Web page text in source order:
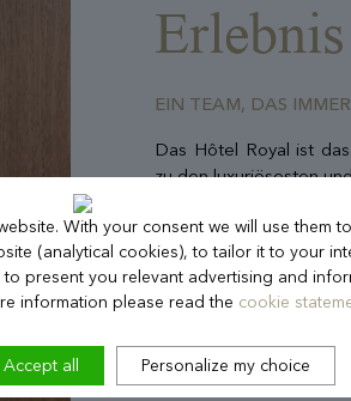
Erlebnis
EIN TEAM, DAS
Das Hôtel Royal ist
zu den luxuriösesten
In diesem
Palasthotels für die
Atmosphäre, die so
Ob in seinen
auf den Tennisplätzen
Sie die Ruhe und
Diskretion,
großgeschrieben.
With your consent we will use them
(analytical cookies), to tailor it to your
present you relevant advertising and
information please read the cookie
Accept all Personalize my choice